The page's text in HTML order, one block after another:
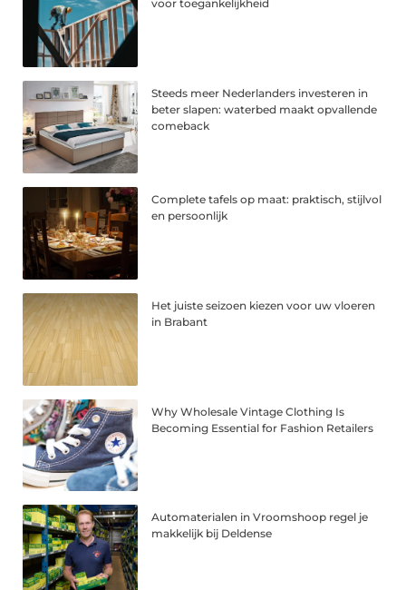
voor toegankelijkheid
Steeds meer Nederlanders investeren in
beter slapen: waterbed maakt opvallende
comeback
Complete tafels op maat: praktisch, stijlvol
en persoonlijk
Het juiste seizoen kiezen voor uw vloeren
in Brabant
Why Wholesale Vintage Clothing Is
Becoming Essential for Fashion Retailers
Automaterialen in Vroomshoop regel je
makkelijk bij Deldense